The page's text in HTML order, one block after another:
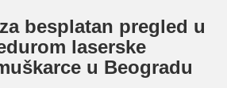
besplatan pregled u
laserske
u Beogradu